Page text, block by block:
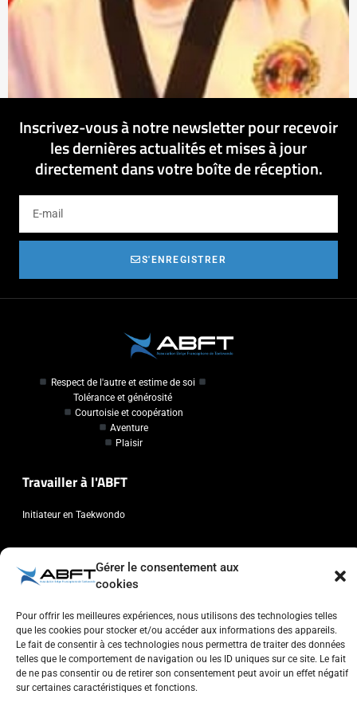
Gérer le consentement aux
cookies
Pour offrir les meilleures expériences, nous utilisons des technologies telles
que les cookies pour stocker et/ou accéder aux informations des appareils.
Le fait de consentir à ces technologies nous permettra de traiter des données
telles que le comportement de navigation ou les ID uniques sur ce site. Le fait
de ne pas consentir ou de retirer son consentement peut avoir un effet négatif
sur certaines caractéristiques et fonctions.
Inscrivez-vous à notre newsletter pour recevoir
les dernières actualités et mises à jour
directement dans votre boîte de réception.
S'ENREGISTRER
Respect de l'autre et estime de soi
Tolérance et générosité
Courtoisie et coopération
Aventure
Plaisir
Travailler à l'ABFT
Initiateur en Taekwondo
Contact
Association Belge Francophone de Taekwondo
info@abft.be
+32 (0)2 347 34 77